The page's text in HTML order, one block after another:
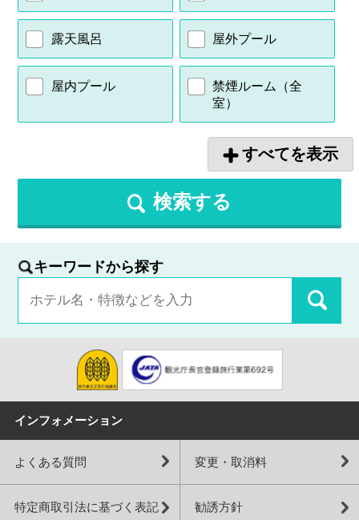
露天風呂 屋外プール
屋内プール
禁煙ルーム（全
室）
すべてを表示
検索する
キーワードから探す
インフォメーション
よくある質問 変更・取消料
特定商取引法に基づく表記 勧誘方針